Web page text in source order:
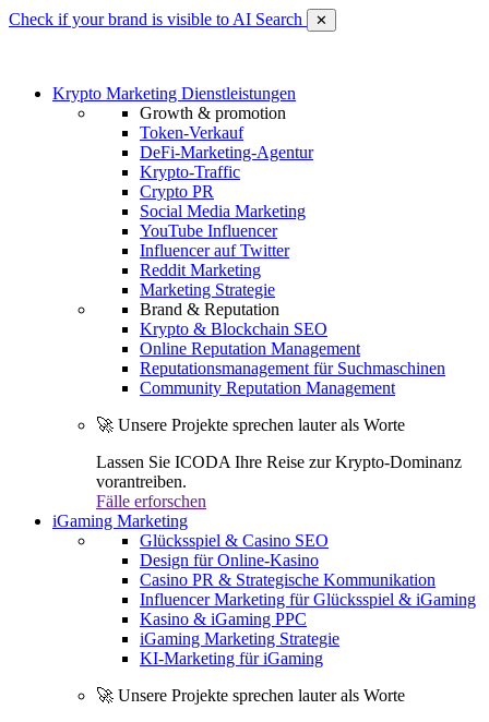
Check if your brand is visible to AI Search ✕
Krypto Marketing Dienstleistungen
Growth & promotion
Token-Verkauf
DeFi-Marketing-Agentur
Krypto-Traffic
Crypto PR
Social Media Marketing
YouTube Influencer
Influencer auf Twitter
Reddit Marketing
Marketing Strategie
Brand & Reputation
Krypto & Blockchain SEO
Online Reputation Management
Reputationsmanagement für Suchmaschinen
Community Reputation Management
🚀 Unsere Projekte sprechen lauter als Worte
Lassen Sie ICODA Ihre Reise zur Krypto-Dominanz
vorantreiben.
Fälle erforschen
iGaming Marketing
Glücksspiel & Casino SEO
Design für Online-Kasino
Casino PR & Strategische Kommunikation
Influencer Marketing für Glücksspiel & iGaming
Kasino & iGaming PPC
iGaming Marketing Strategie
KI-Marketing für iGaming
🚀 Unsere Projekte sprechen lauter als Worte